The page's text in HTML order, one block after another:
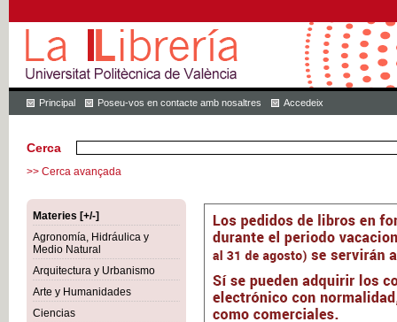
Principal Poseu-vos en contacte amb nosaltres Accedeix
Cerca
>> Cerca avançada
Materies [+/-]
Agronomía, Hidráulica y
Medio Natural
Arquitectura y Urbanismo
Arte y Humanidades
Ciencias